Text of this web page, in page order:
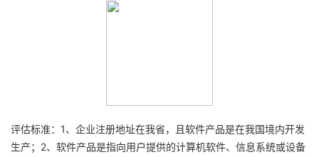
评估标准：1、企业注册地址在我省，且软件产品是在我国境内开发
生产；2、软件产品是指向用户提供的计算机软件、信息系统或设备